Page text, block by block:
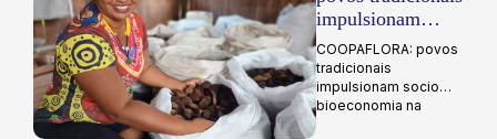
impulsionam
socio
bioeconomia na
Amazônia
COOPAFLORA: povos
tradicionais
impulsionam socio
bioeconomia na